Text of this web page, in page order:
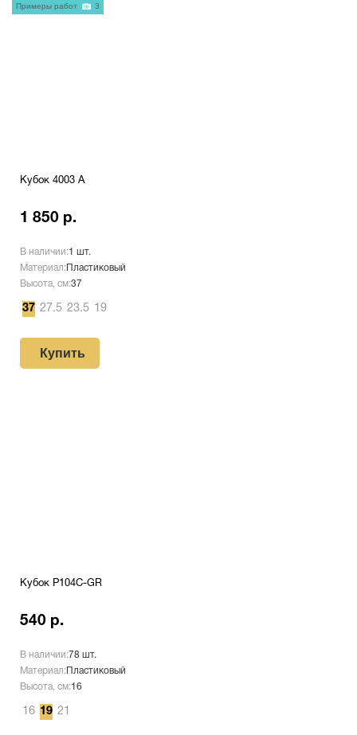
Кубок 4003 A
1 850 р.
В наличии:1 шт.
Материал: Пластиковый
Высота, см:37
37 27.5 23.5 19
Купить
Примеры работ 3
Кубок P104C-GR
540 р.
В наличии:78 шт.
Материал: Пластиковый
Высота, см:16
16 19 21